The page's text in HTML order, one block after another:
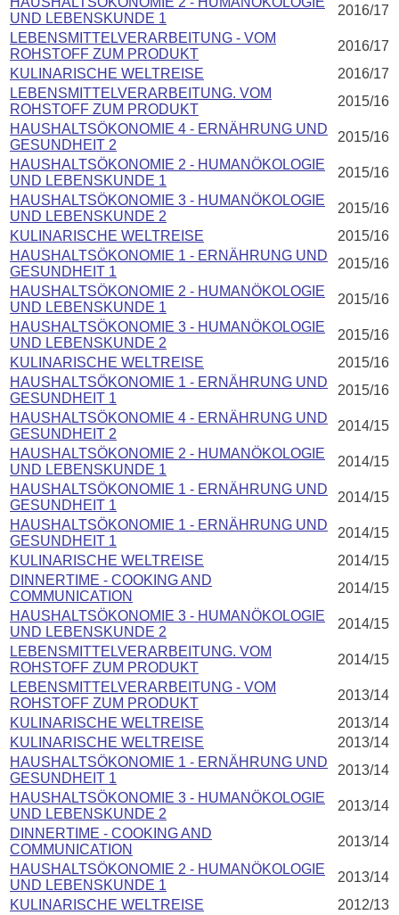
UND LEBENSKUNDE 1
2016/17
LEBENSMITTELVERARBEITUNG - VOM
ROHSTOFF ZUM PRODUKT
2016/17
KULINARISCHE WELTREISE
2016/17
LEBENSMITTELVERARBEITUNG. VOM
ROHSTOFF ZUM PRODUKT
2015/16
HAUSHALTSÖKONOMIE 4 - ERNÄHRUNG UND
GESUNDHEIT 2
2015/16
HAUSHALTSÖKONOMIE 2 - HUMANÖKOLOGIE
UND LEBENSKUNDE 1
2015/16
HAUSHALTSÖKONOMIE 3 - HUMANÖKOLOGIE
UND LEBENSKUNDE 2
2015/16
KULINARISCHE WELTREISE
2015/16
HAUSHALTSÖKONOMIE 1 - ERNÄHRUNG UND
GESUNDHEIT 1
2015/16
HAUSHALTSÖKONOMIE 2 - HUMANÖKOLOGIE
UND LEBENSKUNDE 1
2015/16
HAUSHALTSÖKONOMIE 3 - HUMANÖKOLOGIE
UND LEBENSKUNDE 2
2015/16
KULINARISCHE WELTREISE
2015/16
HAUSHALTSÖKONOMIE 1 - ERNÄHRUNG UND
GESUNDHEIT 1
2015/16
HAUSHALTSÖKONOMIE 4 - ERNÄHRUNG UND
GESUNDHEIT 2
2014/15
HAUSHALTSÖKONOMIE 2 - HUMANÖKOLOGIE
UND LEBENSKUNDE 1
2014/15
HAUSHALTSÖKONOMIE 1 - ERNÄHRUNG UND
GESUNDHEIT 1
2014/15
HAUSHALTSÖKONOMIE 1 - ERNÄHRUNG UND
GESUNDHEIT 1
2014/15
KULINARISCHE WELTREISE
2014/15
DINNERTIME - COOKING AND
COMMUNICATION
2014/15
HAUSHALTSÖKONOMIE 3 - HUMANÖKOLOGIE
UND LEBENSKUNDE 2
2014/15
LEBENSMITTELVERARBEITUNG. VOM
ROHSTOFF ZUM PRODUKT
2014/15
LEBENSMITTELVERARBEITUNG - VOM
ROHSTOFF ZUM PRODUKT
2013/14
KULINARISCHE WELTREISE
2013/14
KULINARISCHE WELTREISE
2013/14
HAUSHALTSÖKONOMIE 1 - ERNÄHRUNG UND
GESUNDHEIT 1
2013/14
HAUSHALTSÖKONOMIE 3 - HUMANÖKOLOGIE
UND LEBENSKUNDE 2
2013/14
DINNERTIME - COOKING AND
COMMUNICATION
2013/14
HAUSHALTSÖKONOMIE 2 - HUMANÖKOLOGIE
UND LEBENSKUNDE 1
2013/14
KULINARISCHE WELTREISE
2012/13